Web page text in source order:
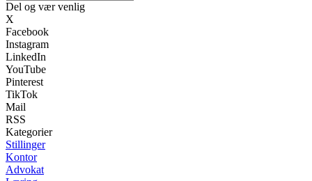
Del og vær venlig
X
Facebook
Instagram
LinkedIn
YouTube
Pinterest
TikTok
Mail
RSS
Kategorier
Stillinger
Kontor
Advokat